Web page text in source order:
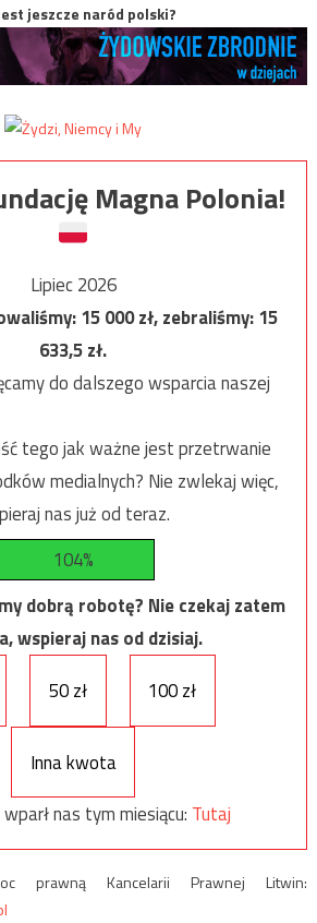
jeszcze naród polski?
Magna Polonia!
Lipiec 2026
15 000zł, zebraliśmy:15
633,5zł.
do dalszego wsparcia naszej
tego jak ważne jest przetrwanie
medialnych? Nie zwlekaj więc,
nas już od teraz.
104%
dobrą robotę? Nie czekaj zatem
wspieraj nas od dzisiaj.
50 zł 100 zł
Inna kwota
nas tym miesiącu: Tutaj
prawną Kancelarii Prawnej Litwin: